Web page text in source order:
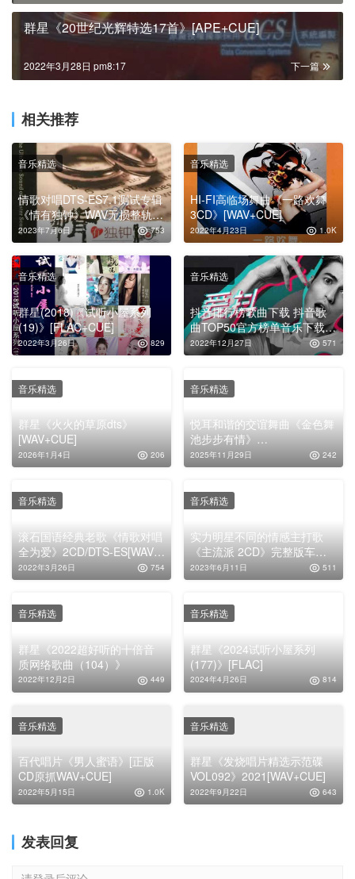
群星《20世纪光辉特选17首》[APE+CUE]
下一篇
2022年3月28日 pm8:17
相关推荐
情歌对唱DTS-ES7.1测试专辑
《情有独钟》WAV无损整轨原
抓
2023年7月6日 753
音乐精选
HI-FI高临场舞曲《一路欢舞
3CD》[WAV+CUE]
2022年4月23日 1.0K
音乐精选
群星(2018)《试听小屋系列
(19)》[FLAC+CUE]
2022年3月26日 829
音乐精选
抖音排行榜歌曲下载 抖音歌
曲TOP50官方榜单音乐下载
【19年8月】
2022年12月27日 571
音乐精选
群星《火火的草原dts》
[WAV+CUE]
2026年1月4日 206
音乐精选
悦耳和谐的交谊舞曲《金色舞
池步步有情》
4CD[WAV+CUE]
2025年11月29日 242
音乐精选
滚石国语经典老歌《情歌对唱
全为爱》2CD/DTS-ES[WAV分
轨]
2022年3月26日 754
音乐精选
实力明星不同的情感主打歌
《主流派 2CD》完整版车载
无损专辑下载
2023年6月11日 511
音乐精选
群星《2022超好听的十倍音
质网络歌曲（104）》
2022年12月2日 449
音乐精选
群星《2024试听小屋系列
(177)》[FLAC]
2024年4月26日 814
音乐精选
百代唱片《男人蜜语》[正版
CD原抓WAV+CUE]
2022年5月15日 1.0K
音乐精选
群星《发烧唱片精选示范碟
VOL092》2021[WAV+CUE]
2022年9月22日 643
音乐精选
发表回复